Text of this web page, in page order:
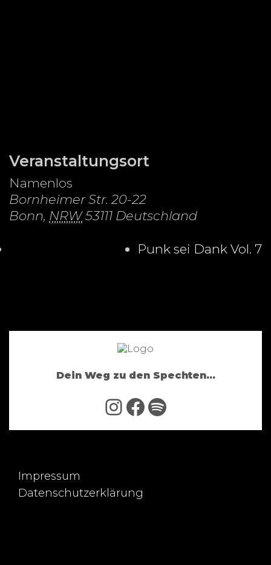
Veranstaltungsort
Namenlos
Bornheimer Str. 20-22
Bonn, NRW 53111 Deutschland
Punk sei Dank Vol. 7
Dein Weg zu den Spechten...
InstagramFacebook Spotify
Impressum
Datenschutzerklärung